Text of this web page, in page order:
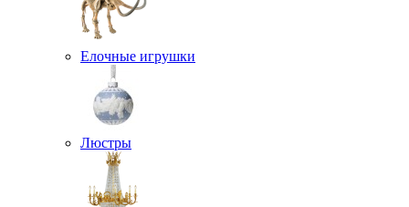
Елочные игрушки
Люстры